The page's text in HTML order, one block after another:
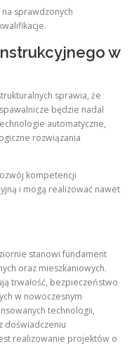
sprawdzonych
w
sprawia, że
będzie nadal
automatyczne,
rozwiązania
kompetencji
i mogą realizować nawet
stanowi fundament
oraz mieszkaniowych.
trwałość, bezpieczeństwo
w nowoczesnym
technologii,
doświadczeniu
realizowanie projektów o